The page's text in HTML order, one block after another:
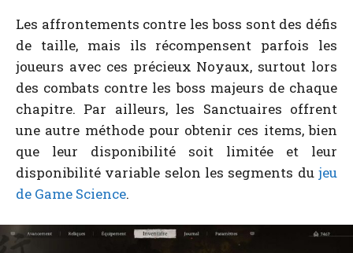
Les affrontements contre les boss sont des défis
de taille, mais ils récompensent parfois les
joueurs avec ces précieux Noyaux, surtout lors
des combats contre les boss majeurs de chaque
chapitre. Par ailleurs, les Sanctuaires offrent
une autre méthode pour obtenir ces items, bien
que leur disponibilité soit limitée et leur
disponibilité variable selon les segments du jeu
de Game Science.